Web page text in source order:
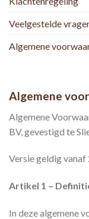
Algemene
Algemene
BV, gevestigd te
Versie geldig
Artikel 1 –
In deze algemene
Veelgestelde
Algemene